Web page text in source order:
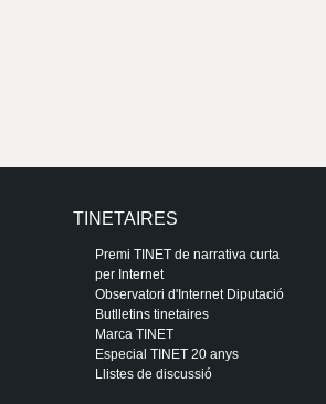
TINETAIRES
Premi TINET de narrativa curta
per Internet
Observatori d'Internet Diputació
Butlletins tinetaires
Marca TINET
Especial TINET 20 anys
Llistes de discussió